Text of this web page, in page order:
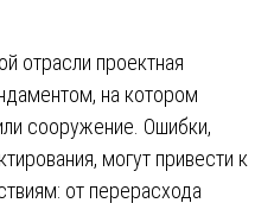
отрасли проектная
на котором
сооружение. Ошибки,
могут привести к
от перерасхода